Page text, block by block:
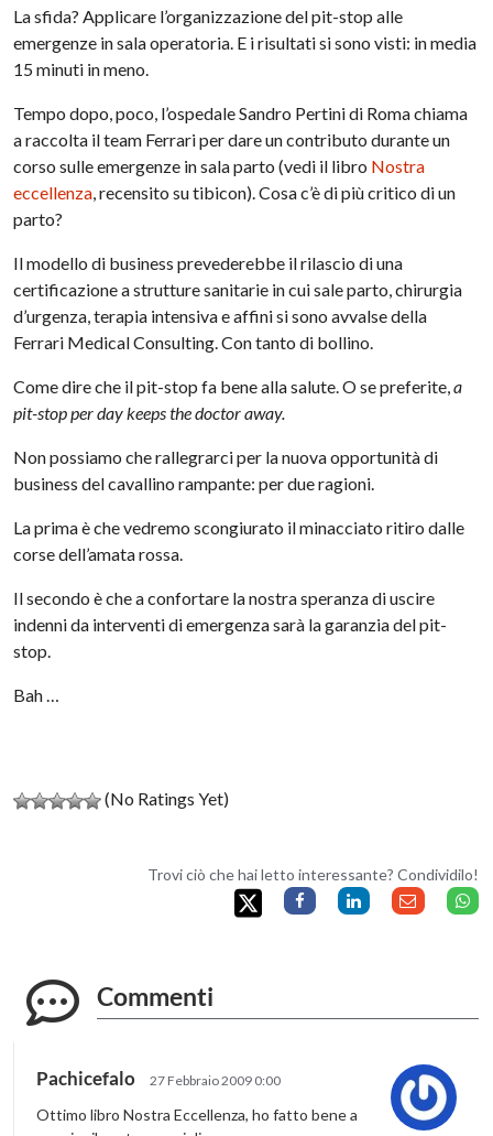
La sfida? Applicare l’organizzazione del pit-stop alle
emergenze in sala operatoria. E i risultati si sono visti: in media
15 minuti in meno.
Tempo dopo, poco, l’ospedale Sandro Pertini di Roma chiama
a raccolta il team Ferrari per dare un contributo durante un
corso sulle emergenze in sala parto (vedi il libro Nostra
eccellenza, recensito su tibicon). Cosa c’è di più critico di un
parto?
Il modello di business prevederebbe il rilascio di una
certificazione a strutture sanitarie in cui sale parto, chirurgia
d’urgenza, terapia intensiva e affini si sono avvalse della
Ferrari Medical Consulting. Con tanto di bollino.
Come dire che il pit-stop fa bene alla salute. O se preferite,a
pit-stop per day keeps the doctor away.
Non possiamo che rallegrarci per la nuova opportunità di
business del cavallino rampante: per due ragioni.
La prima è che vedremo scongiurato il minacciato ritiro dalle
corse dell’amata rossa.
Il secondo è che a confortare la nostra speranza di uscire
indenni da interventi di emergenza sarà la garanzia del pit-
stop.
Bah …
(No Ratings Yet)
Trovi ciò che hai letto interessante? Condividilo!
Commenti
Pachicefalo 27 Febbraio 2009 0:00
Ottimo libro Nostra Eccellenza, ho fatto bene a